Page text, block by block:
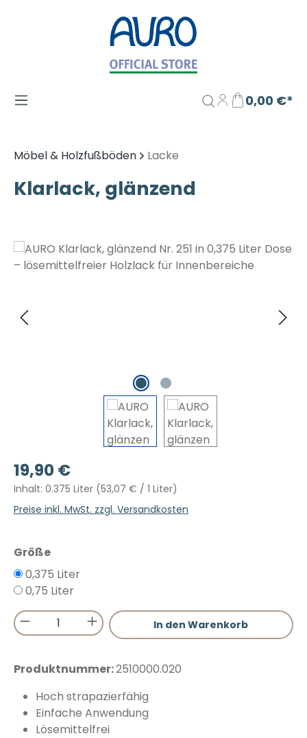
Zum Hauptinhalt springen
0,00 €*
Möbel & Holzfußböden Lacke
Klarlack, glänzend
Bildergalerie überspringen
Regulärer Preis:
19,90 €
Inhalt: 0.375 Liter (53,07 € / 1 Liter)
Preise inkl. MwSt. zzgl. Versandkosten
Größeauswählen
0,375 Liter
0,75 Liter
Produkt Anzahl: Gib denIn den Warenkorb
Produktnummer:2510000.020
Hoch strapazierfähig
Einfache Anwendung
Lösemittelfrei